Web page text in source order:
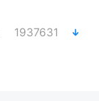
1937631